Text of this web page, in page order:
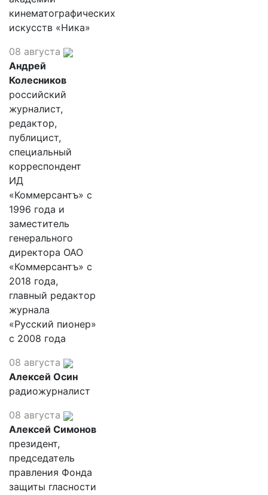
кинематографических
искусств «Ника»
08 августа
Андрей
Колесников
российский
журналист,
редактор,
публицист,
специальный
корреспондент
ИД
«Коммерсантъ» с
1996 года и
заместитель
генерального
директора ОАО
«Коммерсантъ» с
2018 года,
главный редактор
журнала
«Русский пионер»
с 2008 года
08 августа
Алексей Осин
радиожурналист
08 августа
Алексей Симонов
президент,
председатель
правления Фонда
защиты гласности